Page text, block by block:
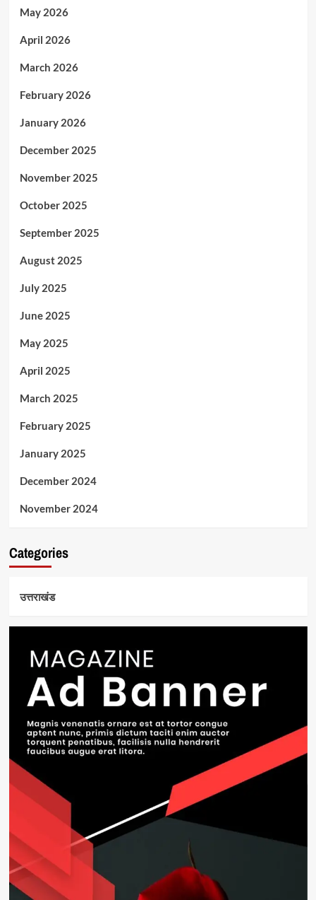
May 2026
April 2026
March 2026
February 2026
January 2026
December 2025
November 2025
October 2025
September 2025
August 2025
July 2025
June 2025
May 2025
April 2025
March 2025
February 2025
January 2025
December 2024
November 2024
Categories
उत्तराखंड